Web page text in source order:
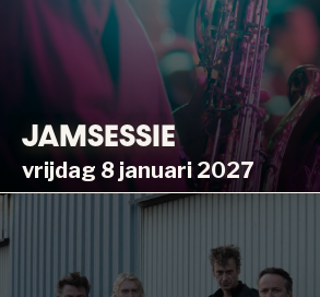
JAMSESSIE
vrijdag 8 januari 2027